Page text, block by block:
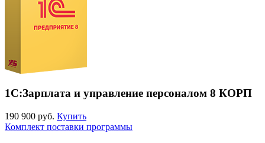
1С:Зарплата и управление персоналом 8 КОРП
190 900 руб. Купить
Комплект поставки программы